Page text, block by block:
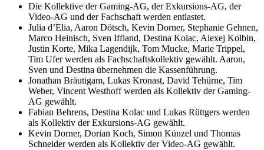
Die Kollektive der Gaming-AG, der Exkursions-AG, der
Video-AG und der Fachschaft werden entlastet.
Julia d’Elia, Aaron Dötsch, Kevin Dorner, Stephanie Gehnen,
Marco Heinisch, Sven Iffland, Destina Kolac, Alexej Kolbin,
Justin Korte, Mika Lagendijk, Tom Mucke, Marie Trippel,
Tim Ufer werden als Fachschaftskollektiv gewählt. Aaron,
Sven und Destina übernehmen die Kassenführung.
Jonathan Bräutigam, Lukas Kronast, David Tehürne, Tim
Weber, Vincent Westhoff werden als Kollektiv der Gaming-
AG gewählt.
Fabian Behrens, Destina Kolac und Lukas Rüttgers werden
als Kollektiv der Exkursions-AG gewählt.
Kevin Dorner, Dorian Koch, Simon Künzel und Thomas
Schneider werden als Kollektiv der Video-AG gewählt.